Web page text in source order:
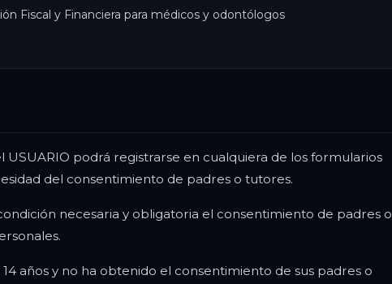
Fiscal y Financiera para médicos y odontólogos
podrá registrarse en cualquiera de los formularios
del consentimiento de padres o tutores.
necesaria y obligatoria el consentimiento de padres o
años y no ha obtenido el consentimiento de sus padres o